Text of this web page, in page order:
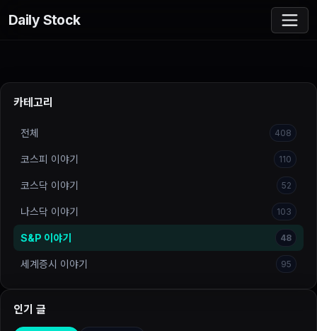
Daily Stock
카테고리
전체 408
코스피 이야기 110
코스닥 이야기 52
나스닥 이야기 103
S&P 이야기 48
세계증시 이야기 95
인기 글